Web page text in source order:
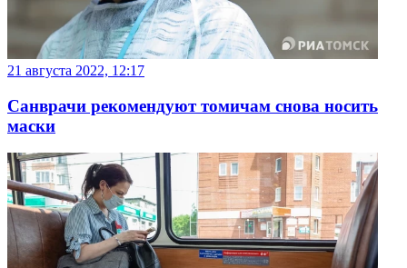
21 августа 2022, 12:17
Санврачи рекомендуют томичам снова носить
маски